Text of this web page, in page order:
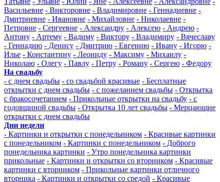
Васильевне - Викторовне - Владимировне - Геннадиевне -
Дмитриевне - Ивановне - Михайловне - Николаевне -
Петровне - Сергеевне - Александру - Алексею - Андрею -
Антону - Артему - Вадиму - Виктору - Владимиру - Вячеславу
- Геннадию - Денису - Дмитрию - Евгению - Ивану - Игорю -
Илье - Константину - Леониду - Максиму - Михаилу -
Николаю - Олегу - Павлу - Петру - Роману - Сергею - Федору
На свадьбу
- с днем свадьбы - со свадьбой красивые - Бесплатные
открытки с днем свадьбы - с пожеланием свадьбы - Открытка
с бракосочетанием - Прикольные открытки на свадьбу - с
годовщиной свадьбы - Открытка 10 лет свадьбы - Мерцающие
открытки с днем свадьбы
Дни недели
- Картинки и открытки с понедельником - Красивые картинки
с понедельником - Картинки с понедельником - Доброго
понедельника картинки - Утро понедельника картинки
прикольные - Картинки и открытки со вторником - Красивые
картинки с вторником - Прикольные картинки отличного
вторника - Картинки и открытки со средой - Красивые